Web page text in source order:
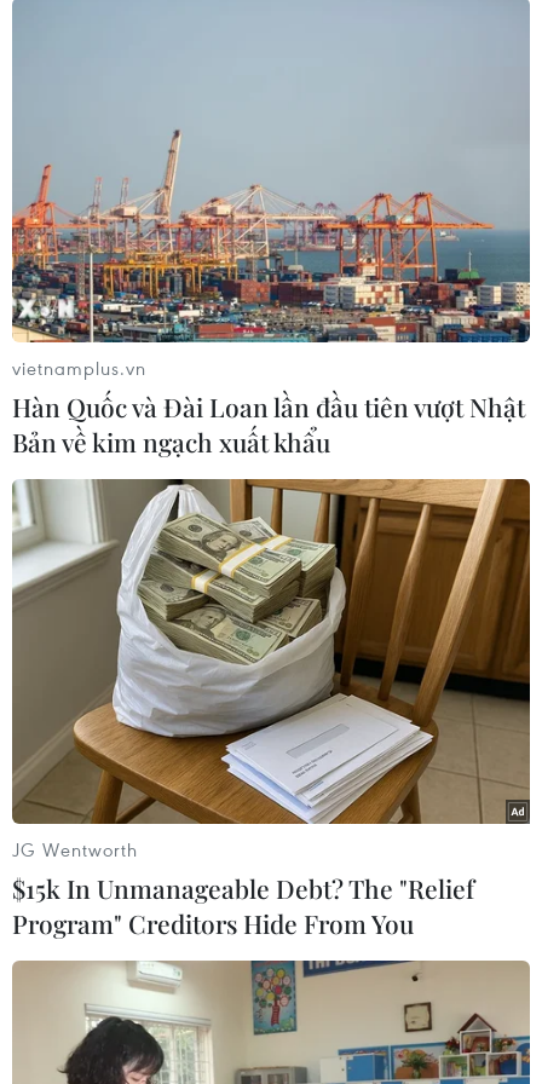
#Vịnh Hạ Long
#Du khách
#Cảnh quan thiên nhiên
Quảng Ninh
Theo dõi VietnamPlus
TIN LIÊN QUAN
quan du lịch thiên nhiên thế giới
15/03/2022 01:10
Với hàng nghìn hòn đảo lớn nhỏ rải đều trên bờ biển
vietnamplus.vn
Hàn Quốc và Đài Loan lần đầu tiên vượt Nhật
Bản về kim ngạch xuất khẩu
JG Wentworth
$15k In Unmanageable Debt? The "Relief
Program" Creditors Hide From You